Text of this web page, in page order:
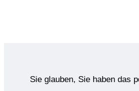
Sie glauben, Sie haben das